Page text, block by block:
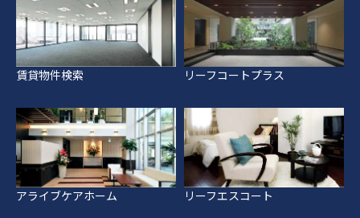
賃貸物件検索 リーフコートプラス
アライブケアホーム リーフエスコート